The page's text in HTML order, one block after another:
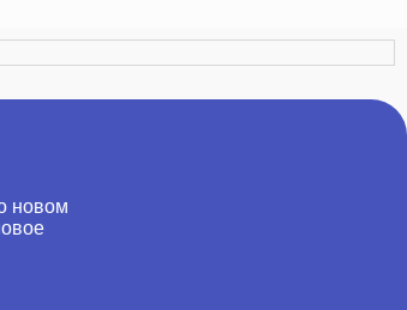
новом